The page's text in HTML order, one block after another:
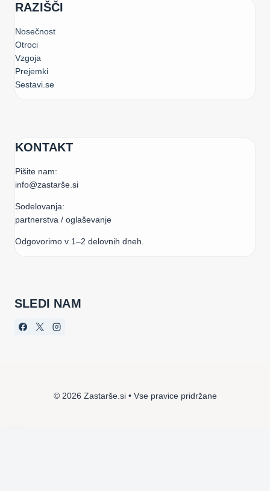
RAZIŠČI
Nosečnost
Otroci
Vzgoja
Prejemki
Sestavi.se
KONTAKT
Pišite nam:
info@zastarše.si
Sodelovanja:
partnerstva / oglaševanje
Odgovorimo v 1–2 delovnih dneh.
SLEDI NAM
© 2026 Zastarše.si • Vse pravice pridržane